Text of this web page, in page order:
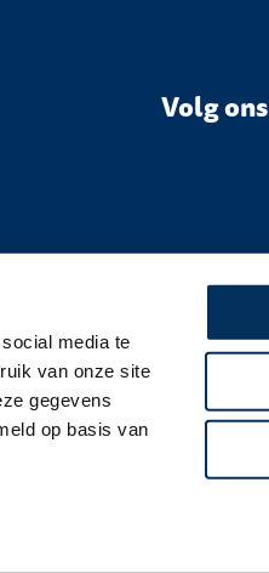
media te
van onze site
gegevens
op basis van
Volg ons